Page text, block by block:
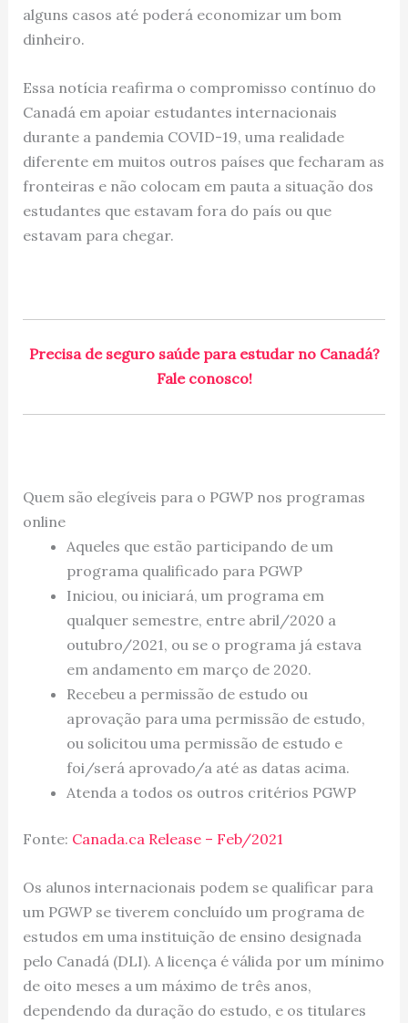
alguns casos até poderá economizar um bom
dinheiro.
Essa notícia reafirma o compromisso contínuo do
Canadá em apoiar estudantes internacionais
durante a pandemia COVID-19, uma realidade
diferente em muitos outros países que fecharam as
fronteiras e não colocam em pauta a situação dos
estudantes que estavam fora do país ou que
estavam para chegar.
Precisa de seguro saúde para estudar no Canadá?
Fale conosco!
Quem são elegíveis para o PGWP nos programas
online
Aqueles que estão participando de um
programa qualificado para PGWP
Iniciou, ou iniciará, um programa em
qualquer semestre, entre abril/2020 a
outubro/2021, ou se o programa já estava
em andamento em março de 2020.
Recebeu a permissão de estudo ou
aprovação para uma permissão de estudo,
ou solicitou uma permissão de estudo e
foi/será aprovado/a até as datas acima.
Atenda a todos os outros critérios PGWP
Fonte: Canada.ca Release – Feb/2021
Os alunos internacionais podem se qualificar para
um PGWP se tiverem concluído um programa de
estudos em uma instituição de ensino designada
pelo Canadá (DLI). A licença é válida por um mínimo
de oito meses a um máximo de três anos,
dependendo da duração do estudo, e os titulares